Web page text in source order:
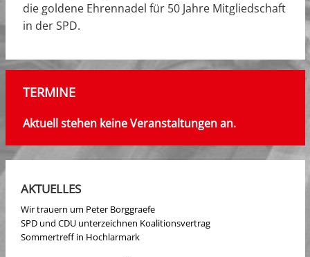
die goldene Ehrennadel für 50 Jahre Mitgliedschaft
in der SPD.
TERMINE
Aktuell stehen keine Veranstaltungen an.
AKTUELLES
Wir trauern um Peter Borggraefe
SPD und CDU unterzeichnen Koalitionsvertrag
Sommertreff in Hochlarmark